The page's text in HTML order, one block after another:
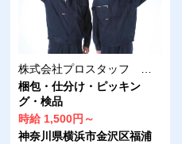
株式会社プロスタッフ 横浜支店 【2606yy001v】
梱包・仕分け・ピッキン
グ・検品
時給 1,500円～
神奈川県横浜市金沢区福浦